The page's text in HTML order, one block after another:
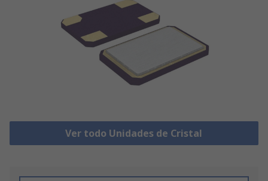
Ver todo Unidades de Cristal